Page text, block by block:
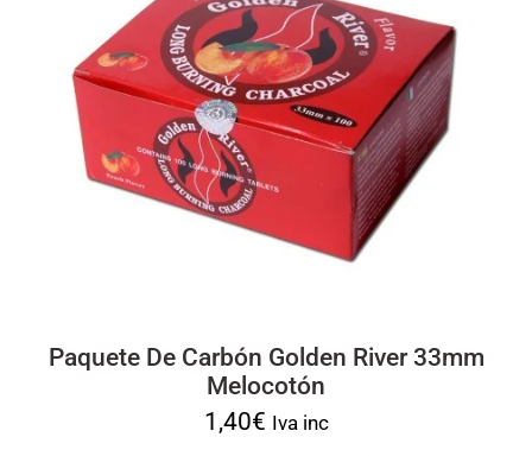
Paquete De Carbón Golden River 33mm
Melocotón
1,40€ Iva inc